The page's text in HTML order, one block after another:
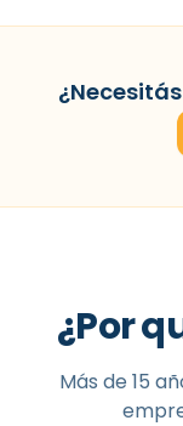
¿Por
Más de 15